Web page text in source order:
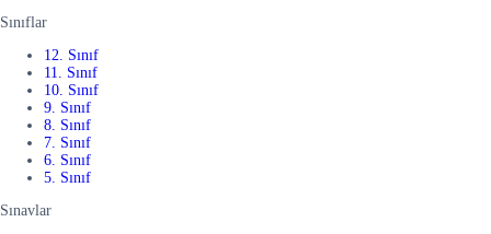
Sınıflar
12. Sınıf
11. Sınıf
10. Sınıf
9. Sınıf
8. Sınıf
7. Sınıf
6. Sınıf
5. Sınıf
Sınavlar